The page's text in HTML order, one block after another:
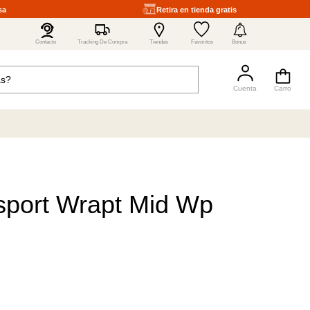
Retira en tienda gratis
Contacto Tracking De Compra Tiendas Favoritos Bonus
Wrapt Mid Wp